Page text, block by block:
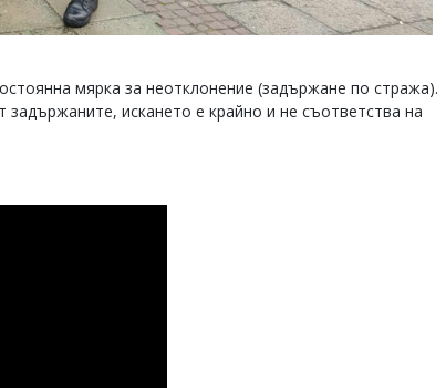
мярка за неотклонение (задържане по стража).
искането е крайно и не съответства на